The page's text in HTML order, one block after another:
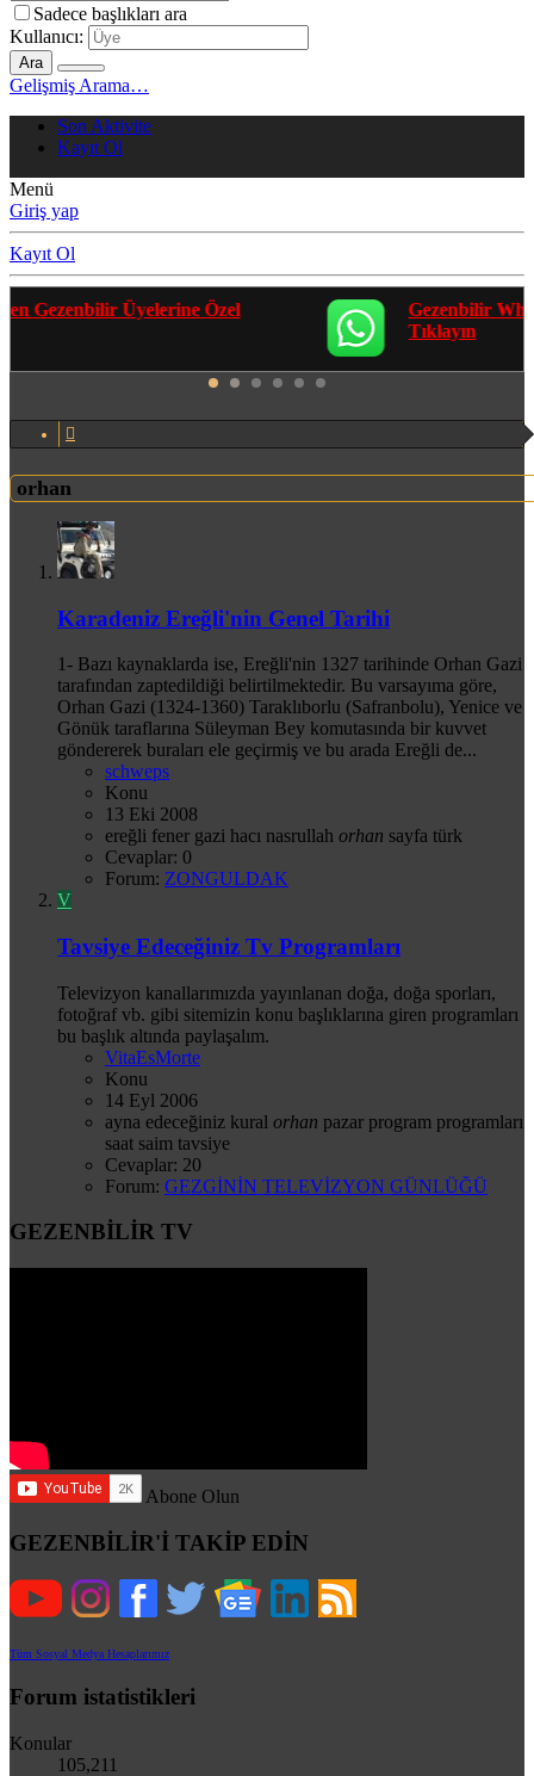
Sadece başlıkları ara
Kullanıcı:
Ara
Gelişmiş Arama…
Son Aktivite
Kayıt Ol
Menü
Giriş yap
Kayıt Ol
Gezenbilir Whatsapp Grupları'na Katılmak İçin
orhan
Karadeniz Ereğli'nin Genel Tarihi
1- Bazı kaynaklarda ise, Ereğli'nin 1327 tarihinde Orhan Gazi
tarafından zaptedildiği belirtilmektedir. Bu varsayıma göre,
Orhan Gazi (1324-1360) Taraklıborlu (Safranbolu), Yenice ve
Gönük taraflarına Süleyman Bey komutasında bir kuvvet
göndererek buraları ele geçirmiş ve bu arada Ereğli de...
schweps
Konu
13 Eki 2008
ereğli fener gazi hacı nasrullah orhan sayfa türk
Cevaplar: 0
Forum: ZONGULDAK
V
Tavsiye Edeceğiniz Tv Programları
Televizyon kanallarımızda yayınlanan doğa, doğa sporları,
fotoğraf vb. gibi sitemizin konu başlıklarına giren programları
bu başlık altında paylaşalım.
VitaEsMorte
Konu
14 Eyl 2006
ayna edeceğiniz kural orhan pazar program programları
saat saim tavsiye
Cevaplar: 20
Forum: GEZGİNİN TELEVİZYON GÜNLÜĞÜ
GEZENBİLİR TV
Abone Olun
GEZENBİLİR'İ TAKİP EDİN
Tüm Sosyal Medya Hesaplarımız
Forum istatistikleri
Konular
105,211